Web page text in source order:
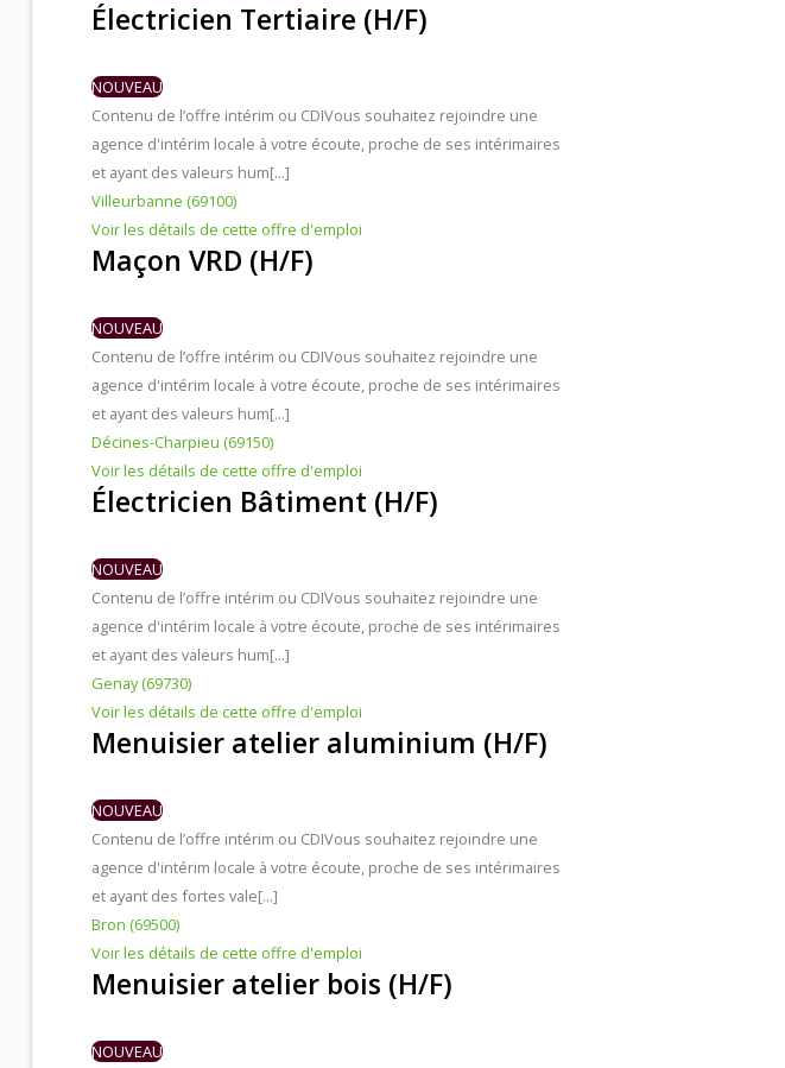
Électricien Tertiaire (H/F)
NOUVEAU
Contenu de l’offre intérim ou CDIVous souhaitez rejoindre une
agence d'intérim locale à votre écoute, proche de ses intérimaires
et ayant des valeurs hum[...]
Villeurbanne (69100)
Voir les détails de cette offre d'emploi
Maçon VRD (H/F)
NOUVEAU
Contenu de l’offre intérim ou CDIVous souhaitez rejoindre une
agence d'intérim locale à votre écoute, proche de ses intérimaires
et ayant des valeurs hum[...]
Décines-Charpieu (69150)
Voir les détails de cette offre d'emploi
Électricien Bâtiment (H/F)
NOUVEAU
Contenu de l’offre intérim ou CDIVous souhaitez rejoindre une
agence d'intérim locale à votre écoute, proche de ses intérimaires
et ayant des valeurs hum[...]
Genay (69730)
Voir les détails de cette offre d'emploi
Menuisier atelier aluminium (H/F)
NOUVEAU
Contenu de l’offre intérim ou CDIVous souhaitez rejoindre une
agence d'intérim locale à votre écoute, proche de ses intérimaires
et ayant des fortes vale[...]
Bron (69500)
Voir les détails de cette offre d'emploi
Menuisier atelier bois (H/F)
NOUVEAU